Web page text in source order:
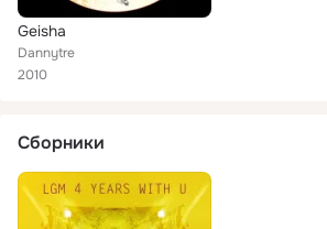
Geisha
Dannytre
2010
Сборники